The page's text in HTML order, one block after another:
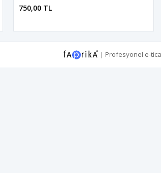
750,00 TL
| Profesyonel e-